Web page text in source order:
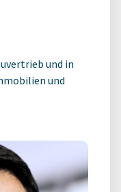
und in
und